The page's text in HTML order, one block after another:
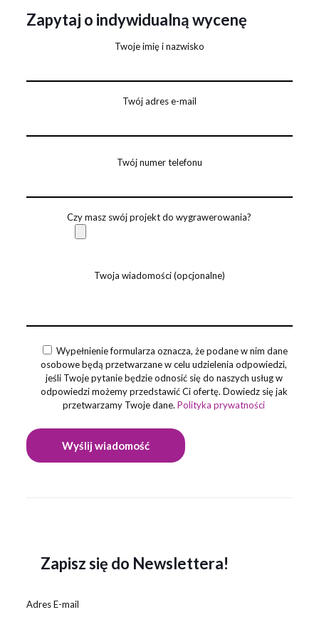
Zapytaj o indywidualną wycenę
Twoje imię i nazwisko
Twój adres e-mail
Twój numer telefonu
Czy masz swój projekt do wygrawerowania?
Twoja wiadomości (opcjonalne)
Wypełnienie formularza oznacza, że podane w nim dane
osobowe będą przetwarzane w celu udzielenia odpowiedzi,
jeśli Twoje pytanie będzie odnosić się do naszych usług w
odpowiedzi możemy przedstawić Ci ofertę. Dowiedz się jak
przetwarzamy Twoje dane.Polityka prywatności
Zapisz się do Newslettera!
Adres E-mail